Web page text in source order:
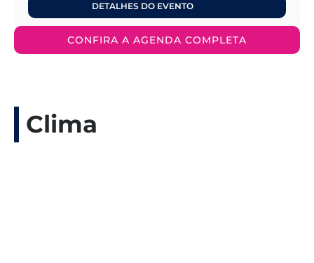
DETALHES DO EVENTO
CONFIRA A AGENDA COMPLETA
Clima